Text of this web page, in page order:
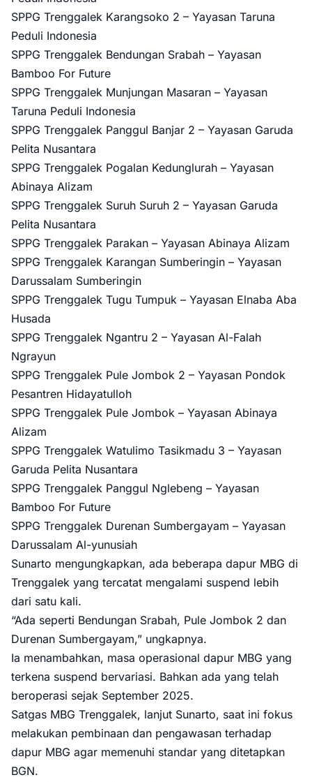
SPPG Trenggalek Karangsoko 2 – Yayasan Taruna
Peduli Indonesia
SPPG Trenggalek Bendungan Srabah – Yayasan
Bamboo For Future
SPPG Trenggalek Munjungan Masaran – Yayasan
Taruna Peduli Indonesia
SPPG Trenggalek Panggul Banjar 2 – Yayasan Garuda
Pelita Nusantara
SPPG Trenggalek Pogalan Kedunglurah – Yayasan
Abinaya Alizam
SPPG Trenggalek Suruh Suruh 2 – Yayasan Garuda
Pelita Nusantara
SPPG Trenggalek Parakan – Yayasan Abinaya Alizam
SPPG Trenggalek Karangan Sumberingin – Yayasan
Darussalam Sumberingin
SPPG Trenggalek Tugu Tumpuk – Yayasan Elnaba Aba
Husada
SPPG Trenggalek Ngantru 2 – Yayasan Al-Falah
Ngrayun
SPPG Trenggalek Pule Jombok 2 – Yayasan Pondok
Pesantren Hidayatulloh
SPPG Trenggalek Pule Jombok – Yayasan Abinaya
Alizam
SPPG Trenggalek Watulimo Tasikmadu 3 – Yayasan
Garuda Pelita Nusantara
SPPG Trenggalek Panggul Nglebeng – Yayasan
Bamboo For Future
SPPG Trenggalek Durenan Sumbergayam – Yayasan
Darussalam Al-yunusiah
Sunarto mengungkapkan, ada beberapa dapur MBG di
Trenggalek yang tercatat mengalami suspend lebih
dari satu kali.
“Ada seperti Bendungan Srabah, Pule Jombok 2 dan
Durenan Sumbergayam,” ungkapnya.
Ia menambahkan, masa operasional dapur MBG yang
terkena suspend bervariasi. Bahkan ada yang telah
beroperasi sejak September 2025.
Satgas MBG Trenggalek, lanjut Sunarto, saat ini fokus
melakukan pembinaan dan pengawasan terhadap
dapur MBG agar memenuhi standar yang ditetapkan
BGN.